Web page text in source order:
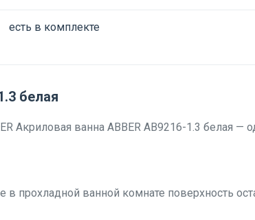
есть в комплекте
белая
Акриловая ванна ABBER AB9216-1.3 белая —
прохладной ванной комнате поверхность